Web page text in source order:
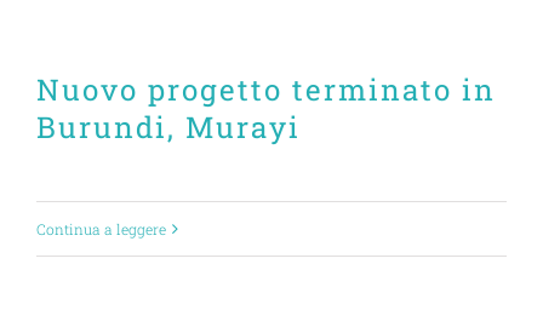
Nuovo progetto terminato in
Burundi, Murayi
Continua a leggere